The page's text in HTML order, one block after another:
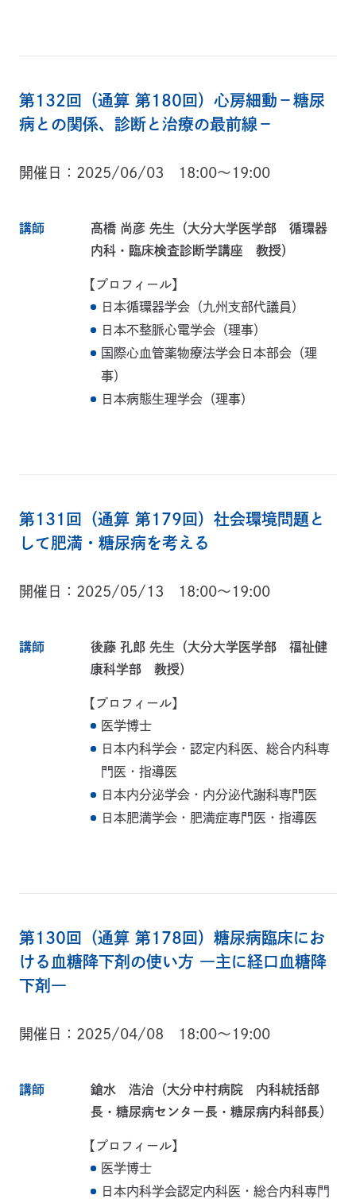
第132回（通算 第180回）心房細動－糖尿
病との関係、診断と治療の最前線－
開催日 2025/06/03 18:00～19:00
講師
髙橋 尚彦 先生（大分大学医学部 循環器
内科・臨床検査診断学講座 教授）
【プロフィール】
日本循環器学会（九州支部代議員）
日本不整脈心電学会（理事）
国際心血管薬物療法学会日本部会（理
事）
日本病態生理学会（理事）
第131回（通算 第179回）社会環境問題と
して肥満・糖尿病を考える
開催日 2025/05/13 18:00～19:00
講師
後藤 孔郎 先生（大分大学医学部 福祉健
康科学部 教授）
【プロフィール】
医学博士
日本内科学会・認定内科医、総合内科専
門医・指導医
日本内分泌学会・内分泌代謝科専門医
日本肥満学会・肥満症専門医・指導医
第130回（通算 第178回）糖尿病臨床にお
ける血糖降下剤の使い方 ―主に経口血糖降
下剤―
開催日 2025/04/08 18:00～19:00
講師
鎗水 浩治（大分中村病院 内科統括部
長・糖尿病センター長・糖尿病内科部長）
【プロフィール】
医学博士
日本内科学会認定内科医・総合内科専門